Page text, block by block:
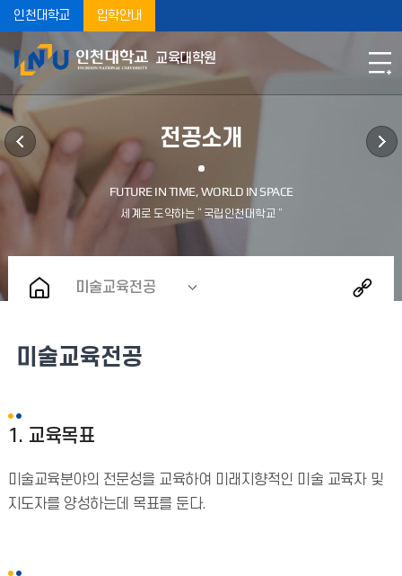
인천대학교 입학안내
교육대학원
전공소개
미술교육전공
미술교육전공
1. 교육목표
미술교육분야의 전문성을 교육하여 미래지향적인 미술 교육자 및
지도자를 양성하는데 목표를 둔다.